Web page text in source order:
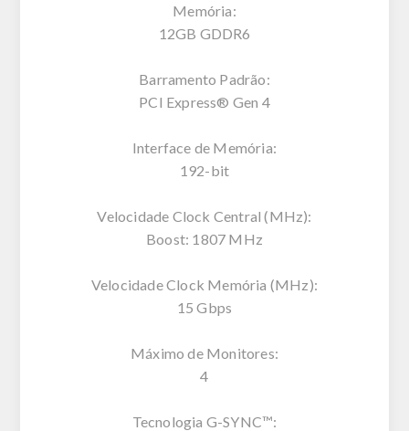
Memória:
12GB GDDR6
Barramento Padrão:
PCI Express® Gen 4
Interface de Memória:
192-bit
Velocidade Clock Central (MHz):
Boost: 1807 MHz
Velocidade Clock Memória (MHz):
15 Gbps
Máximo de Monitores:
4
Tecnologia G-SYNC™: